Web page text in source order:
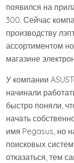
появился на
300. Сейчас
производству
ассортиментом
магазине
У компании
начинали
быстро поняли,
начать
имя Pegasus, но
поисковых
отказаться, тем